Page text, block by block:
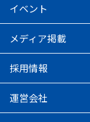
イベント
メディア掲載
採用情報
運営会社